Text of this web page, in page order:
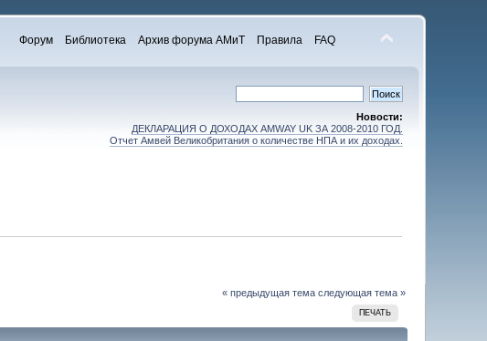
Форум Библиотека Архив форума АМиТ Правила FAQ
Новости:
ДЕКЛАРАЦИЯ О ДОХОДАХ AMWAY UK ЗА 2008-2010 ГОД.
Отчет Амвей Великобритания о количестве НПА и их доходах.
« предыдущая тема следующая тема »
ПЕЧАТЬ